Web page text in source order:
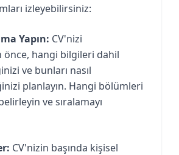
izleyebilirsiniz:
Yapın: CV'nizi
önce, hangi bilgileri dahil
ve bunları nasıl
planlayın. Hangi bölümleri
ve sıralamayı
CV'nizin başında kişisel